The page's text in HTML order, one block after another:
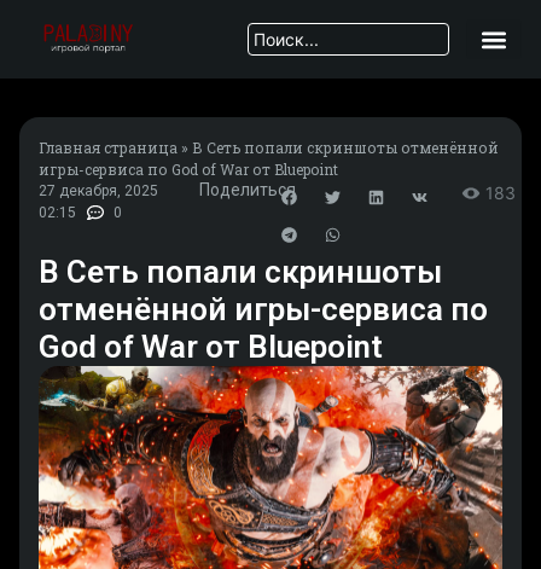
Главная страница » В Сеть попали скриншоты отменённой
игры-сервиса по God of War от Bluepoint
27 декабря, 2025
02:15
0
Поделиться 183
В Сеть попали скриншоты
отменённой игры-сервиса по
God of War от Bluepoint